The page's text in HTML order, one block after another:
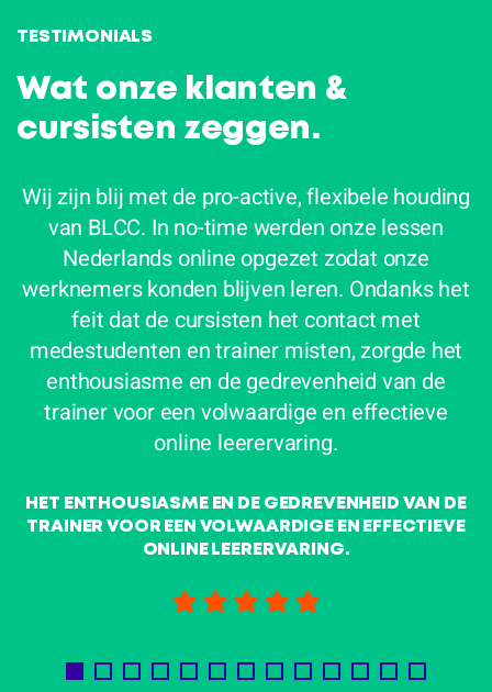
TESTIMONIALS
Wat onze klanten &
cursisten zeggen.
Wij zijn blij met de pro-active, flexibele houding
van BLCC. In no-time werden onze lessen
Nederlands online opgezet zodat onze
werknemers konden blijven leren. Ondanks het
feit dat de cursisten het contact met
medestudenten en trainer misten, zorgde het
enthousiasme en de gedrevenheid van de
trainer voor een volwaardige en effectieve
online leerervaring.
HET ENTHOUSIASME EN DE GEDREVENHEID VAN DE
TRAINER VOOR EEN VOLWAARDIGE EN EFFECTIEVE
ONLINE LEERERVARING.